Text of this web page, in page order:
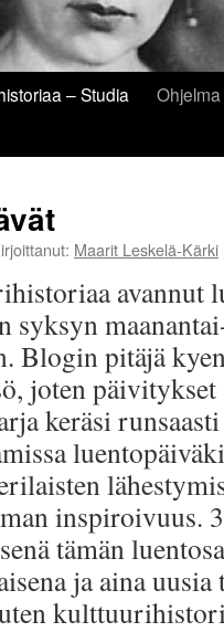
– Studia
Ohjelma
Maarit Leskelä-Kärki
avannut
syksyn
Blogin pitäjä
joten päivitykset
keräsi
inspiroivuus.
tämän
ja aina